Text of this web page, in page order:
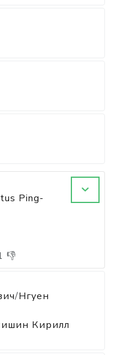
Ping-
👎
/Нгуен
Кирилл